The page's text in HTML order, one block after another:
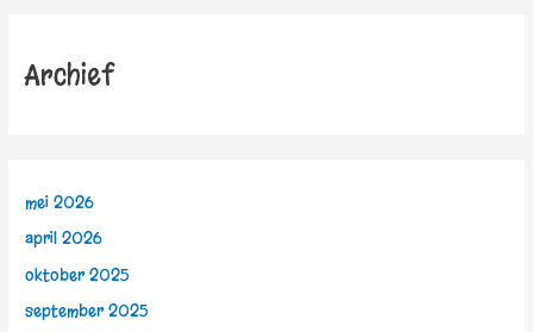
Archief
mei 2026
april 2026
oktober 2025
september 2025